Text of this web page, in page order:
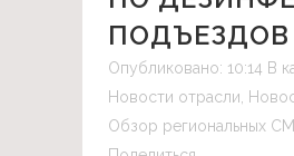
Опубликовано: 10:14 В
Новости отрасли
Обзор региональных